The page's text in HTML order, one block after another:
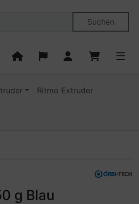
allgemeinen Informationen
Suchen
Ritmo Extruder
g Blau
klicken Sie auf das Bild.